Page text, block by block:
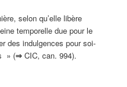
selon qu’elle libère
temporelle due pour le
des indulgences pour soi-
» (⇒ CIC, can. 994).